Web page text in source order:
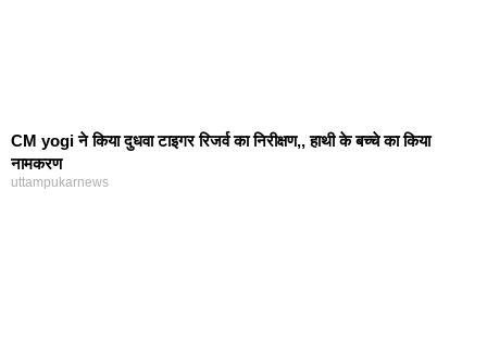
CM yogi ने किया दुधवा टाइगर रिजर्व का निरीक्षण,, हाथी के बच्चे का किया
नामकरण
uttampukarnews